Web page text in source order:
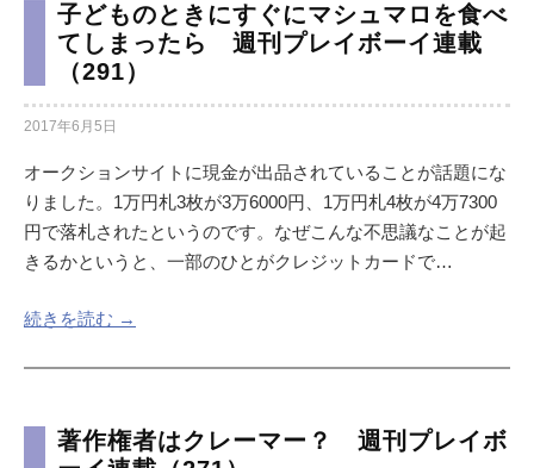
子どものときにすぐにマシュマロを食べ
てしまったら 週刊プレイボーイ連載
（291）
2017年6月5日
オークションサイトに現金が出品されていることが話題にな
りました。1万円札3枚が3万6000円、1万円札4枚が4万7300
円で落札されたというのです。なぜこんな不思議なことが起
きるかというと、一部のひとがクレジットカードで…
続きを読む →
著作権者はクレーマー？ 週刊プレイボ